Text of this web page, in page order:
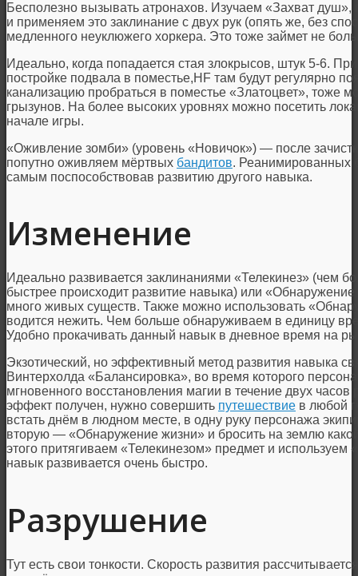
Бесполезно вызывать атронахов. Изучаем «Захват
и применяем это заклинание с двух рук (опять же, без
медленного неуклюжего хоркера. Это тоже займет не
Идеально, когда попадается стая злокрысов, штук 5-6.
постройке подвала в поместье,HF там будут регулярно
канализацию пробраться в поместье «Златоцвет», тоже
грызунов. На более высоких уровнях можно посетить
начале игры.
«Оживление зомби» (уровень «Новичок») — после
попутно оживляем мёртвых бандитов. Реанимированных
самым поспособствовав развитию другого навыка.
Изменение
Идеально развивается заклинаниями «Телекинез» (чем
быстрее происходит развитие навыка) или «Обнаружение
много живых существ. Также можно использовать
водится нежить. Чем больше обнаруживаем в единицу
Удобно прокачивать данный навык в дневное время на
Экзотический, но эффективный метод развития навыка
Винтерхолда «Балансировка», во время которого
мгновенного восстановления магии в течение двух часов
эффект получен, нужно совершить путешествие в любой
встать днём в людном месте, в одну руку персонажа
вторую — «Обнаружение жизни» и бросить на землю
этого притягиваем «Телекинезом» предмет и
навык развивается очень быстро.
Разрушение
Тут есть свои тонкости. Скорость развития